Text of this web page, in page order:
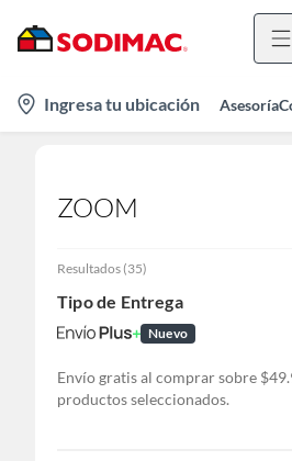
location-
icon
Ingresa tu ubicación Asesoría
ZOOM
Resultados (35)
Tipo de Entrega
Nuevo
Envío gratis al comprar sobre
productos seleccionados.